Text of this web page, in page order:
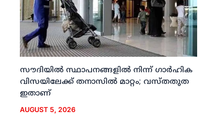
സൗദിയില്‍ സ്ഥാപനങ്ങളില്‍ നിന്ന് ഗാര്‍ഹിക
വിസയിലേക്ക് തനാസില്‍ മാറ്റം; വസ്തതുത
ഇതാണ്
AUGUST 5, 2026